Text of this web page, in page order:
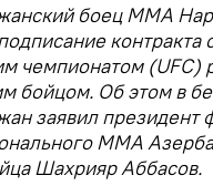
боец ММА
чемпионатом (UFC)
бойцом. Об этом в
заявил президент
ММА
Шахрияр Аббасов.